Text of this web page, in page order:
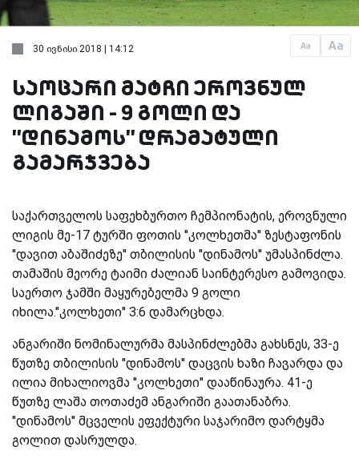
Aa Aa
30 ივნისი 2018 | 14:12
საოცარი მატჩი ეროვნულ
ლიგაში - 9 გოლი და
''დინამოს'' დრამატული
გამარჯვება
საქართველოს საფეხბურთო ჩემპიონატის, ეროვნული
ლიგის მე-17 ტურში ფოთის ''კოლხეთმა'' ზესტაფონის
''დავით აბაშიძეზე'' თბილისის ''დინამოს'' უმასპინძლა.
თამაშის მეორე ტაიმი ძალიან საინტერესო გამოვიდა.
საერთო ჯამში მაყურებელმა 9 გოლი
იხილა.''კოლხეთი'' 3:6 დამარცხდა.
ანგარიში ნომინალურმა მასპინძლებმა გახსნეს, 33-ე
წუთზე თბილისის ''დინამოს'' დაცვის ხაზი ჩავარდა და
ილია მიხალიოვმა ''კოლხეთი'' დააწინაურა. 41-ე
წუთზე ლაშა თოთაძემ ანგარიში გაათანაბრა.
''დინამოს'' მცველის ეფექტური საჯარიმო დარტყმა
გოლით დასრულდა.